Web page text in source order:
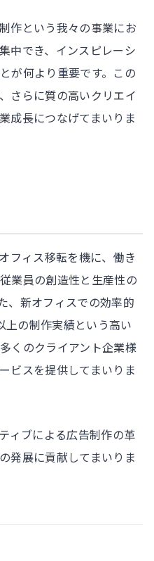
作という我々の事業にお
中でき、インスピレーシ
が何より重要です。この
さらに質の高いクリエイ
成長につなげてまいりま
フィス移転を機に、働き
業員の創造性と生産性の
、新オフィスでの効率的
上の制作実績という高い
くのクライアント企業様
ビスを提供してまいりま
ィブによる広告制作の革
発展に貢献してまいりま